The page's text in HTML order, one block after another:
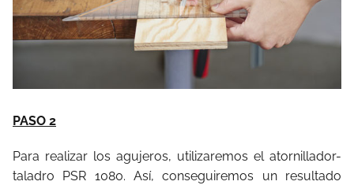
PASO 2
Para realizar los agujeros, utilizaremos el atornillador-
taladro PSR 1080. Así, conseguiremos un resultado